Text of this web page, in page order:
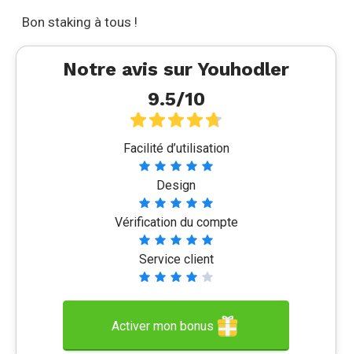
Bon staking à tous !
Notre avis sur Youhodler
9.5/10
Facilité d’utilisation
Design
Vérification du compte
Service client
Activer mon bonus